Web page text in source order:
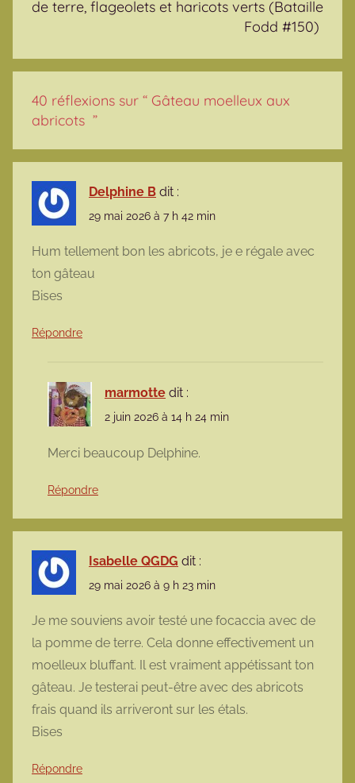
de terre, flageolets et haricots verts (Bataille
Fodd #150)
40 réflexions sur “ Gâteau moelleux aux
abricots ”
Delphine B dit :
29 mai 2026 à 7 h 42 min
Hum tellement bon les abricots, je e régale avec
ton gâteau
Bises
Répondre
marmotte dit :
2 juin 2026 à 14 h 24 min
Merci beaucoup Delphine.
Répondre
Isabelle QGDG dit :
29 mai 2026 à 9 h 23 min
Je me souviens avoir testé une focaccia avec de
la pomme de terre. Cela donne effectivement un
moelleux bluffant. Il est vraiment appétissant ton
gâteau. Je testerai peut-être avec des abricots
frais quand ils arriveront sur les étals.
Bises
Répondre